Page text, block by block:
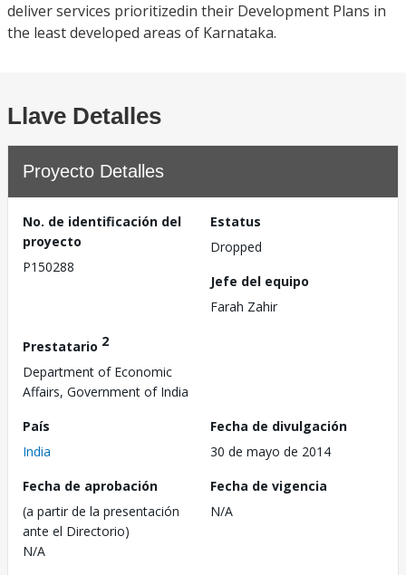
deliver services prioritizedin their Development Plans in
the least developed areas of Karnataka.
Llave Detalles
Proyecto Detalles
No. de identificación del
proyecto
P150288
Estatus
Dropped
Jefe del equipo
Farah Zahir
Prestatario 2
Department of Economic
Affairs, Government of India
País
India
Fecha de divulgación
30 de mayo de 2014
Fecha de aprobación
(a partir de la presentación
ante el Directorio)
N/A
Fecha de vigencia
N/A